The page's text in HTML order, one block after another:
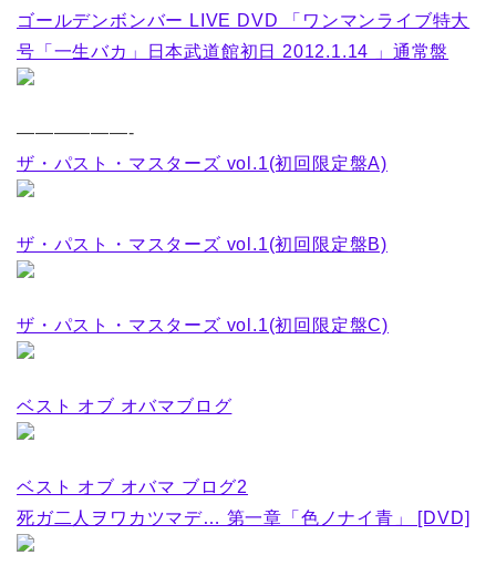
ゴールデンボンバー LIVE DVD 「ワンマンライブ特大
号「一生バカ」日本武道館初日 2012.1.14 」通常盤
——————-
ザ・パスト・マスターズ vol.1(初回限定盤A)
ザ・パスト・マスターズ vol.1(初回限定盤B)
ザ・パスト・マスターズ vol.1(初回限定盤C)
ベスト オブ オバマブログ
ベスト オブ オバマ ブログ2
死ガ二人ヲワカツマデ… 第一章「色ノナイ青」 [DVD]